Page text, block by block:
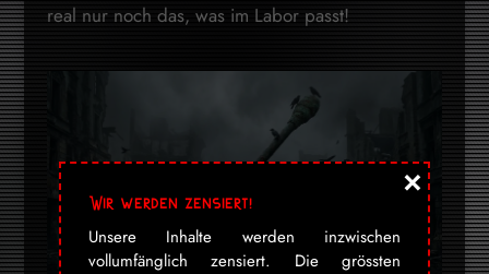
real nur noch das, was im Labor passt!
Wir werden zensiert!
Unsere Inhalte werden inzwischen
vollumfänglich zensiert. Die grössten
×